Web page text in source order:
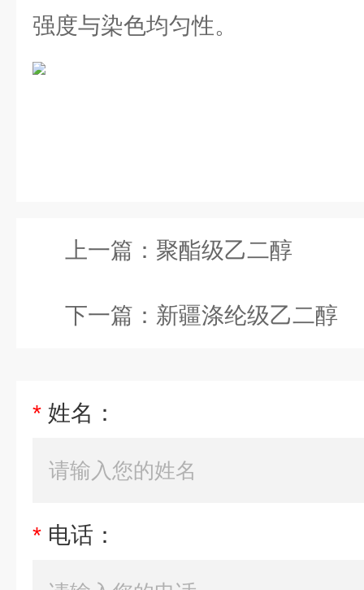
强度与染色均匀性。‌‌
上一篇： 聚酯级乙二醇
下一篇： 新疆涤纶级乙二醇
* 姓名：
* 电话：